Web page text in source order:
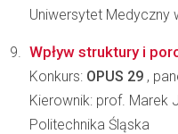
Uniwersytet Medyczny
Wpływ struktury i
Konkurs: OPUS 29 ,
Kierownik: prof. Marek
Politechnika Śląska